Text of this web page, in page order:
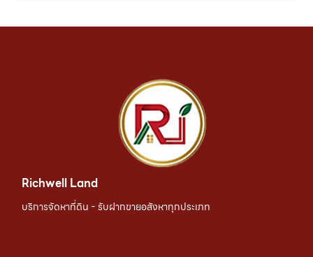
Richwell Land
บริการจัดหาที่ดิน - รับฝากขายอสังหาทุกประเภท